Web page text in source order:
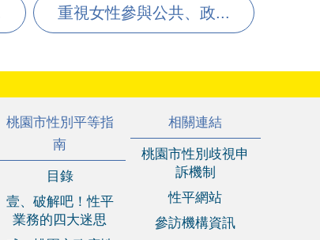
重視女性參與公共、政...
桃園市性別平等指
南
目錄
壹、破解吧！性平
業務的四大迷思
相關連結
桃園市性別歧視申
訴機制
性平網站
參訪機構資訊